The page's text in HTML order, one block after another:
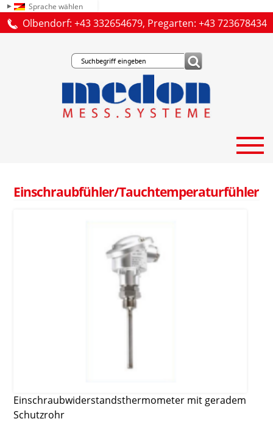
Sprache wählen
Olbendorf: +43 332654679, Pregarten: +43 723678434
Einschraubfühler/Tauchtemperatur­fühler
Einschraubwiderstands­thermometer mit geradem
Schutzrohr